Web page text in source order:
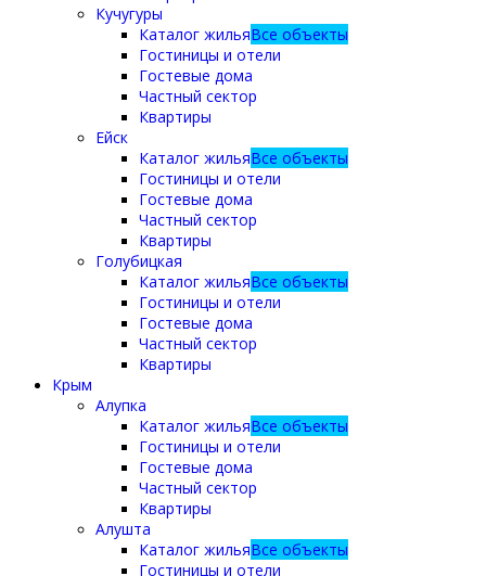
Кучугуры
Каталог жильяВсе объекты
Гостиницы и отели
Гостевые дома
Частный сектор
Квартиры
Ейск
Каталог жильяВсе объекты
Гостиницы и отели
Гостевые дома
Частный сектор
Квартиры
Голубицкая
Каталог жильяВсе объекты
Гостиницы и отели
Гостевые дома
Частный сектор
Квартиры
Крым
Алупка
Каталог жильяВсе объекты
Гостиницы и отели
Гостевые дома
Частный сектор
Квартиры
Алушта
Каталог жильяВсе объекты
Гостиницы и отели